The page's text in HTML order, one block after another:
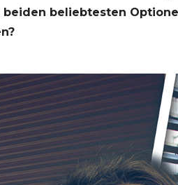
beiden beliebtesten